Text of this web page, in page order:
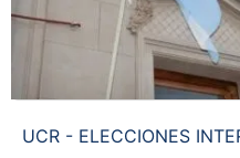
UCR - ELECCIONES